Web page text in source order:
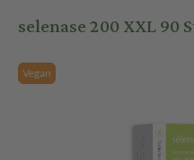
selenase 200 XXL 90
Vegan